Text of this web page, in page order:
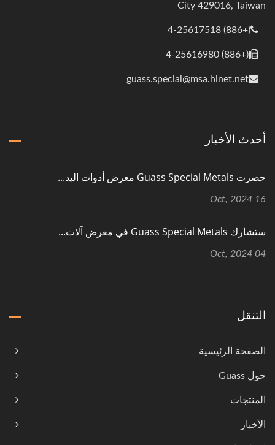
City 429016, Taiwan
(+886) 4-25617518
(+886) 4-25616980
guass.special@msa.hinet.net
أحدث الأخبار
حضرت Guass Special Metals معرض أدوات اليد...
16 Oct, 2024
ستشارك Guass Special Metals في معرض آلات...
04 Oct, 2024
التنقل
الصفحة الرئيسية
حول Guass
المنتجات
الأخبار